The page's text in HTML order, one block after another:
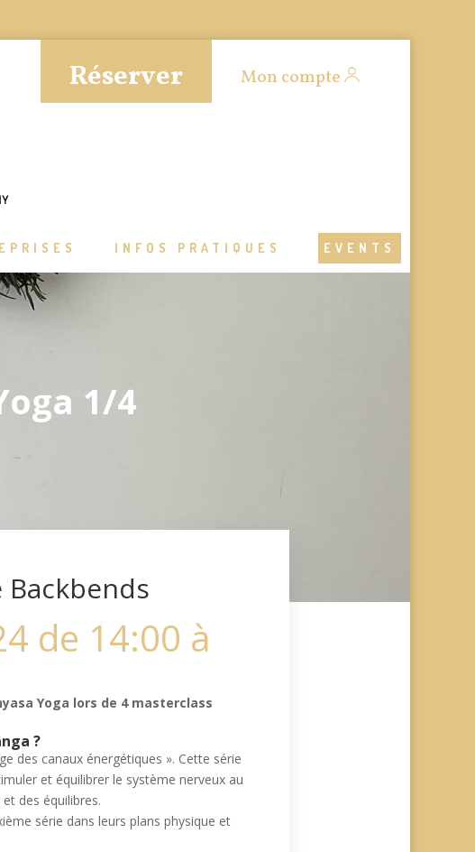
Réserver Mon compte
INFOS PRATIQUES EVENTS
1/4
de 14:00 à
Yoga lors de 4 masterclass
?
des canaux énergétiques ». Cette série
et équilibrer le système nerveux au
des équilibres.
série dans leurs plans physique et